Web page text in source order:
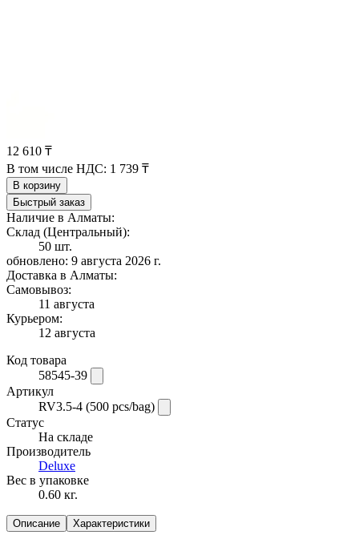
12 610 ₸
В том числе НДС: 1 739 ₸
В корзину
Быстрый заказ
Наличие в Алматы:
Склад (Центральный):
50 шт.
обновлено: 9 августа 2026 г.
Доставка в Алматы:
Самовывоз:
11 августа
Курьером:
12 августа
Код товара
58545-39
Артикул
RV3.5-4 (500 pcs/bag)
Статус
На складе
Производитель
Deluxe
Вес в упаковке
0.60 кг.
Описание Характеристики